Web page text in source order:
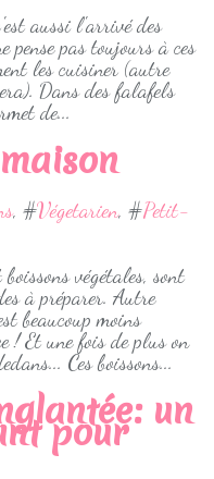
aussi l'arrivé des
pense pas toujours à ces
les cuisiner (autre
Dans des falafels
de...
, #Végetarien, #Petit-
végétales, sont
à préparer. Autre
beaucoup moins
! Et une fois de plus on
Ces boissons...
un
pour